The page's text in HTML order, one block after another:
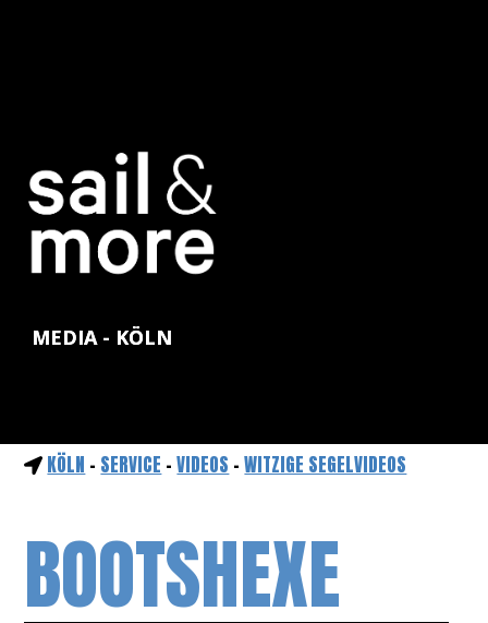
MEDIA - KÖLN
KÖLN - SERVICE -VIDEOS -WITZIGE SEGELVIDEOS
BOOTSHEXE